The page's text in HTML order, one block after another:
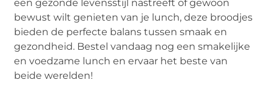
een gezonde levensstijl nastreeft of gewoon
bewust wilt genieten van je lunch, deze broodjes
bieden de perfecte balans tussen smaak en
gezondheid. Bestel vandaag nog een smakelijke
en voedzame lunch en ervaar het beste van
beide werelden!